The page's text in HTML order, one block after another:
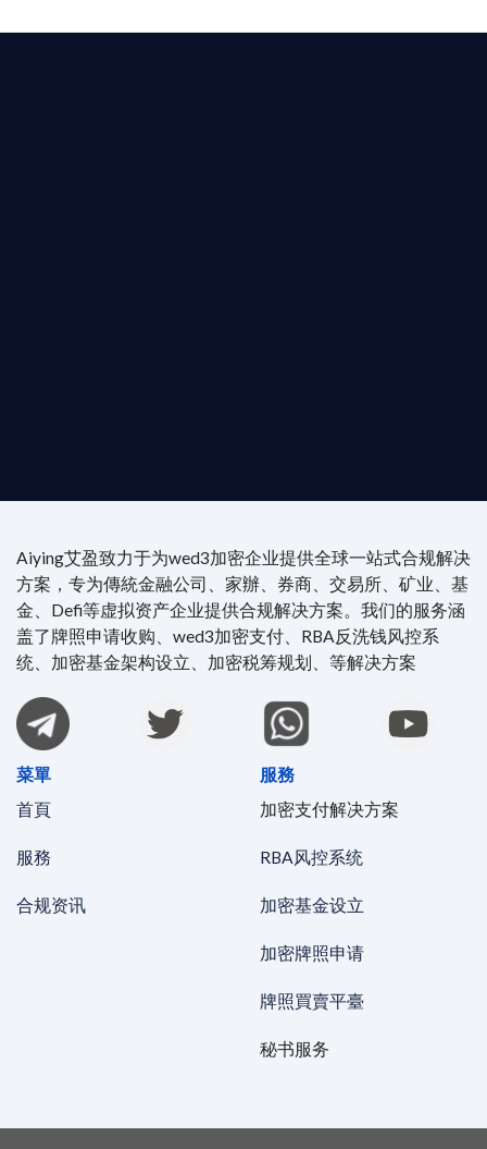
Aiying艾盈致力于为wed3加密企业提供全球一站式合规解决
方案，专为傳統金融公司、家辦、券商、交易所、矿业、基
金、Defi等虚拟资产企业提供合规解决方案。我们的服务涵
盖了牌照申请收购、wed3加密支付、RBA反洗钱风控系
统、加密基金架构设立、加密税筹规划、等解决方案
菜單
首頁
服務
合规资讯
服務
加密支付解决方案
RBA风控系统
加密基金设立
加密牌照申请
牌照買賣平臺
秘书服务